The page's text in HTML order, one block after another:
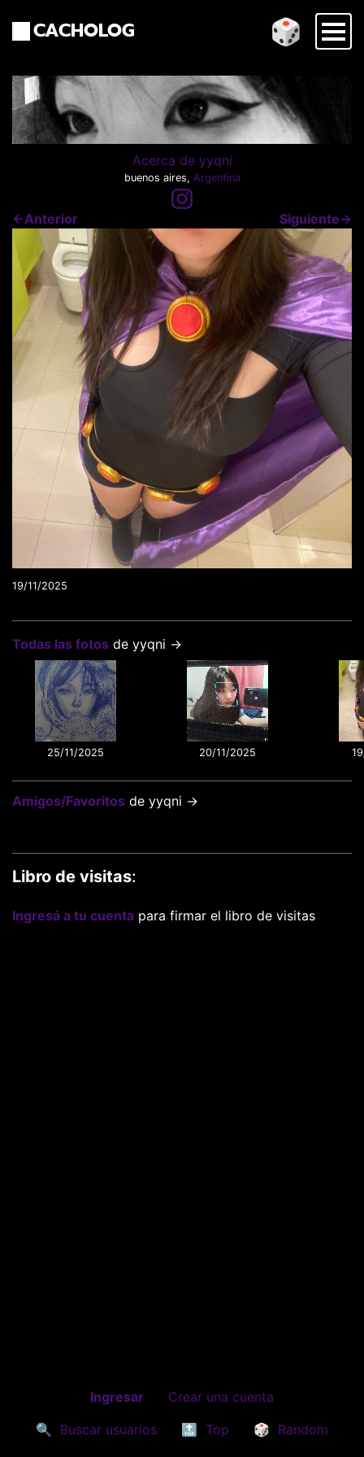
CACHOLOG 🎲
Acerca de yyqni
buenos aires, Argentina
←Anterior Siguiente→
19/11/2025
Todas las fotos de yyqni →
25/11/2025 20/11/2025
Amigos/Favoritos de yyqni →
Libro de visitas:
Ingresá a tu cuenta para firmar el libro de visitas
Ingresar
Crear una cuenta
🔍 Buscar usuarios 🔝 Top 🎲 Random